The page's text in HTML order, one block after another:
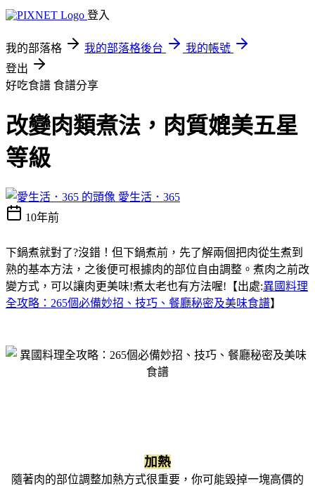
登入
我的部落格 我的部落格後台
我的帳號
登出
好吃食譜 食譜分享
改變肉類煮法，肉質媲美五星
等級
愛生活．365
10年前
下鍋煮就對了?沒錯！但下鍋煮前，先了解兩個把肉從生煮到
熟的基本方法，之後便可根據肉的部位自由調整。煮肉之前改
變方式，可以讓肉更美味!煮太老也有方法喔!【出處:異國料理
全攻略：265個必備妙招、技巧、餐廳秘密及美味食譜】
加熱
隨著肉的部位調整加熱方式很重要，你可能毀掉一塊高價的